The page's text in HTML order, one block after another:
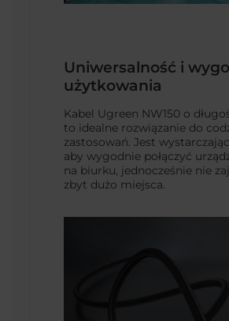
Uniwersalność i
użytkowania
Kabel Ugreen NW150 o
to idealne rozwiązanie do
zastosowań. Jest
aby wygodnie połączyć
na biurku, jednocześnie nie
zbyt dużo miejsca.